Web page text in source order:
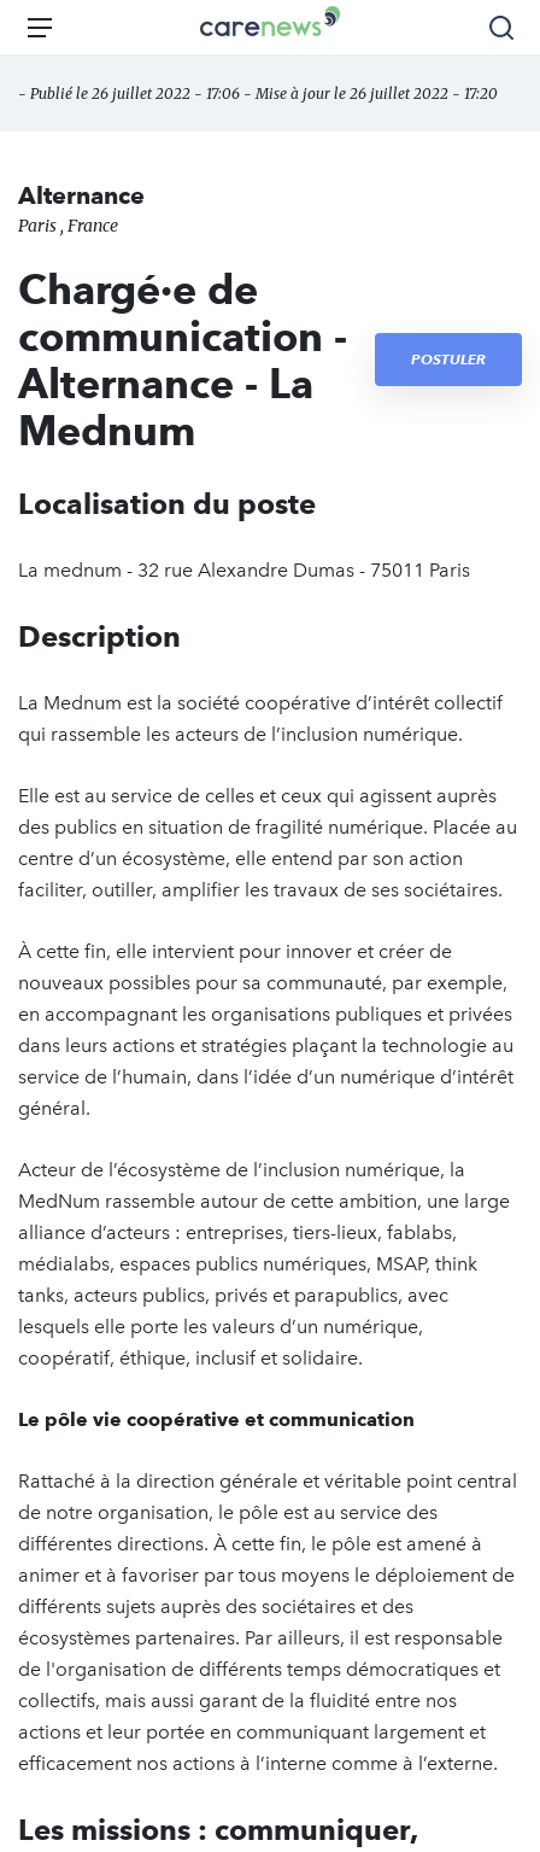
Aller
principal
Carenews,
des
Menu
- Publié le 26 juillet 2022 - 17:06 - Mise à jour le 26 juillet 2022 - 17:20
Alternance
Paris , France
Chargé·e de
communication -
Alternance - La
Mednum
POSTULER
Localisation du poste
La mednum - 32 rue Alexandre Dumas - 75011 Paris
Description
La Mednum est la société coopérative d’intérêt collectif
qui rassemble les acteurs de l’inclusion numérique.
Elle est au service de celles et ceux qui agissent auprès
des publics en situation de fragilité numérique. Placée au
centre d’un écosystème, elle entend par son action
faciliter, outiller, amplifier les travaux de ses sociétaires.
À cette fin, elle intervient pour innover et créer de
nouveaux possibles pour sa communauté, par exemple,
en accompagnant les organisations publiques et privées
dans leurs actions et stratégies plaçant la technologie au
service de l’humain, dans l’idée d’un numérique d’intérêt
général.
Acteur de l’écosystème de l’inclusion numérique, la
MedNum rassemble autour de cette ambition, une large
alliance d’acteurs : entreprises, tiers-lieux, fablabs,
médialabs, espaces publics numériques, MSAP, think
tanks, acteurs publics, privés et parapublics, avec
lesquels elle porte les valeurs d’un numérique,
coopératif, éthique, inclusif et solidaire.
Le pôle vie coopérative et communication
Rattaché à la direction générale et véritable point central
de notre organisation, le pôle est au service des
différentes directions. À cette fin, le pôle est amené à
animer et à favoriser par tous moyens le déploiement de
différents sujets auprès des sociétaires et des
écosystèmes partenaires. Par ailleurs, il est responsable
de l'organisation de différents temps démocratiques et
collectifs, mais aussi garant de la fluidité entre nos
actions et leur portée en communiquant largement et
efficacement nos actions à l’interne comme à l’externe.
Les missions : communiquer,